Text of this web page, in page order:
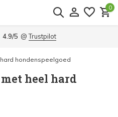
0
4.9/5 @Trustpilot
hondenspeelgoed
heel hard